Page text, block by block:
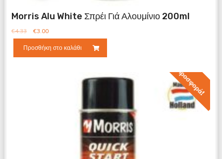
Morris Alu White Σπρέι Γιά Αλουμίνιο 200ml
€4.33 €3.00
Προσθήκη στο καλάθι
Προσφορά!